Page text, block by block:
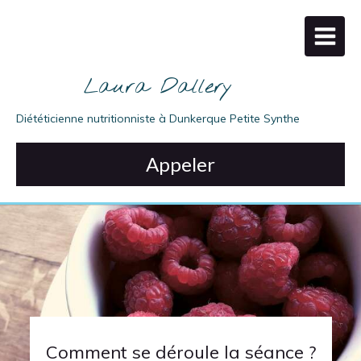
Laura Dallery
Diététicienne nutritionniste à Dunkerque Petite Synthe
Appeler
Déménagement!
Le cabinet Dunkerquois se trouve désormais à la
MSP du Kruysbellaert à Petite Synthe
Comment se déroule la séance ?